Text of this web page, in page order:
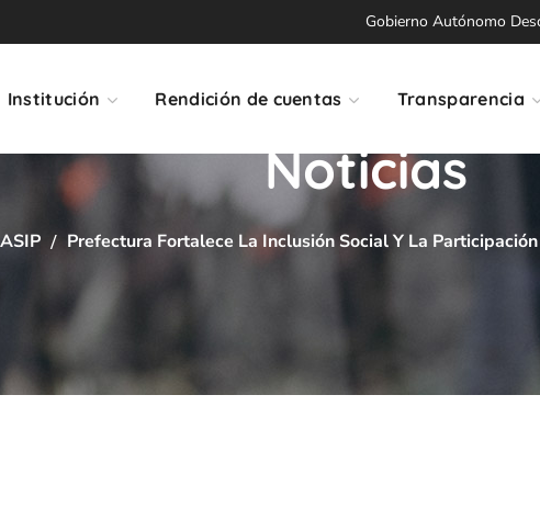
Gobierno Autónomo
Institución Rendición de cuentas Transparencia
Noticias
Prefectura Fortalece La Inclusión Social Y La